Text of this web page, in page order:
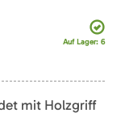
Auf Lager: 6
mit Holzgriff